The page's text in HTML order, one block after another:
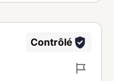
Contrôlé